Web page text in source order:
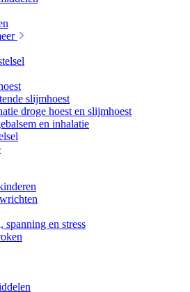
slijmhoest
droge hoest en slijmhoest
en inhalatie
spanning en stress